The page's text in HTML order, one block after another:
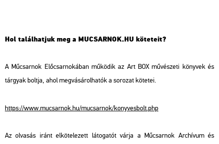
Hol találhatjuk meg a MUCSARNOK.HU köteteit?
A Műcsarnok Előcsarnokában működik az Art BOX művészeti könyvek és
tárgyak boltja, ahol megvásárolhatók a sorozat kötetei.
https://www.mucsarnok.hu/mucsarnok/konyvesbolt.php
Az olvasás iránt elkötelezett látogatót várja a Műcsarnok Archívum és